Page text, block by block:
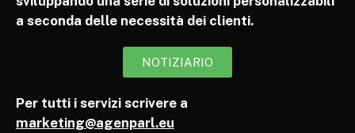
a seconda delle necessità dei clienti.
NOTIZIARIO
Per tutti i servizi scrivere a
marketing@agenparl.eu